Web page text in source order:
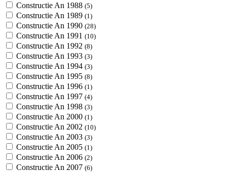
Constructie An 1988 (5)
Constructie An 1989 (1)
Constructie An 1990 (28)
Constructie An 1991 (10)
Constructie An 1992 (8)
Constructie An 1993 (3)
Constructie An 1994 (3)
Constructie An 1995 (8)
Constructie An 1996 (1)
Constructie An 1997 (4)
Constructie An 1998 (3)
Constructie An 2000 (1)
Constructie An 2002 (10)
Constructie An 2003 (3)
Constructie An 2005 (1)
Constructie An 2006 (2)
Constructie An 2007 (6)